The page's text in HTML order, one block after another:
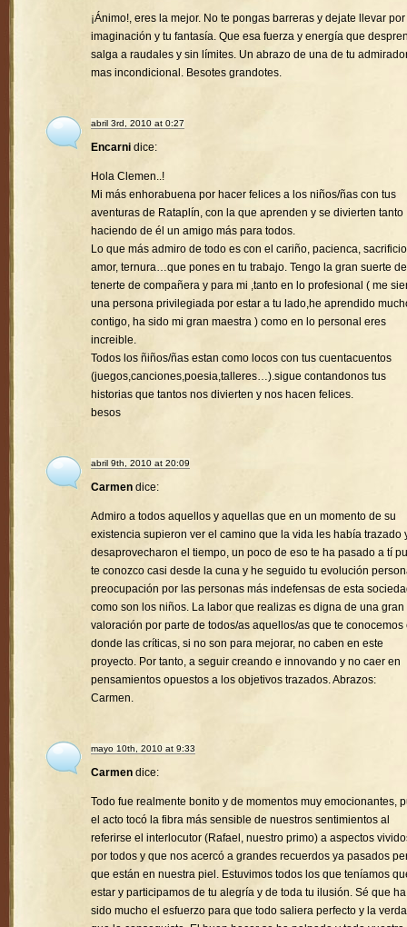
¡Ánimo!, eres la mejor. No te pongas barreras y dejate llevar por
imaginación y tu fantasía. Que esa fuerza y energía que
salga a raudales y sin límites. Un abrazo de una de tu
mas incondicional. Besotes grandotes.
abril 3rd, 2010 at 0:27
Encarni dice:
Hola Clemen..!
Mi más enhorabuena por hacer felices a los niños/ñas con tus
aventuras de Rataplín, con la que aprenden y se divierten tanto
haciendo de él un amigo más para todos.
Lo que más admiro de todo es con el cariño, pacienca,
amor, ternura…que pones en tu trabajo. Tengo la gran suerte de
tenerte de compañera y para mi ,tanto en lo profesional ( me
una persona privilegiada por estar a tu lado,he aprendido
contigo, ha sido mi gran maestra ) como en lo personal eres
increible.
Todos los ñiños/ñas estan como locos con tus cuentacuentos
(juegos,canciones,poesia,talleres…).sigue contandonos tus
historias que tantos nos divierten y nos hacen felices.
besos
abril 9th, 2010 at 20:09
Carmen dice:
Admiro a todos aquellos y aquellas que en un momento de su
existencia supieron ver el camino que la vida les había trazado
desaprovecharon el tiempo, un poco de eso te ha pasado a tí
te conozco casi desde la cuna y he seguido tu evolución
preocupación por las personas más indefensas de esta
como son los niños. La labor que realizas es digna de una gran
valoración por parte de todos/as aquellos/as que te conocemos
donde las críticas, si no son para mejorar, no caben en este
proyecto. Por tanto, a seguir creando e innovando y no caer en
pensamientos opuestos a los objetivos trazados. Abrazos:
Carmen.
mayo 10th, 2010 at 9:33
Carmen dice:
Todo fue realmente bonito y de momentos muy emocionantes,
el acto tocó la fibra más sensible de nuestros sentimientos al
referirse el interlocutor (Rafael, nuestro primo) a aspectos
por todos y que nos acercó a grandes recuerdos ya pasados
que están en nuestra piel. Estuvimos todos los que teníamos
estar y participamos de tu alegría y de toda tu ilusión. Sé que ha
sido mucho el esfuerzo para que todo saliera perfecto y la